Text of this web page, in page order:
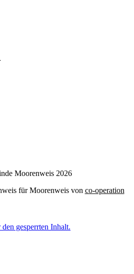
Moorenweis 2026
für Moorenweis von co-operation
gesperrten Inhalt.